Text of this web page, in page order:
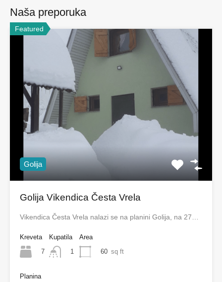
Naša preporuka
Featured
Golija
Golija Vikendica Česta Vrela
Vikendica Česta Vrela nalazi se na planini Golija, na 27…
Kreveta
7
Kupatila
1
Area
60 sq ft
Planina